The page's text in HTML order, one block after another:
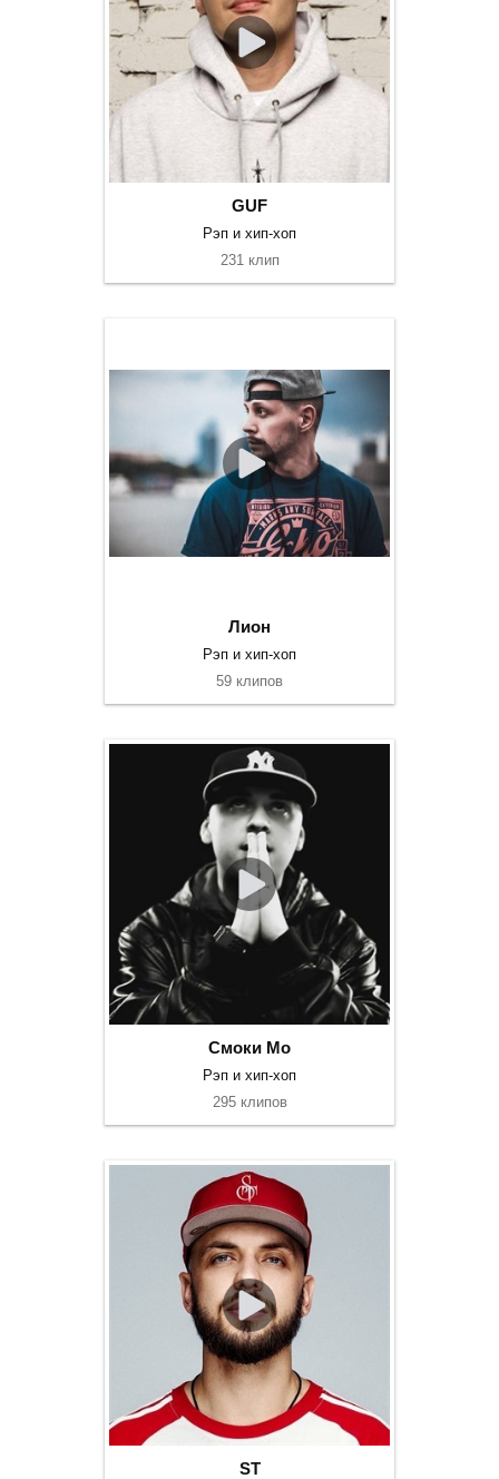
GUF
Рэп и хип-хоп
231 клип
Лион
Рэп и хип-хоп
59 клипов
Смоки Мо
Рэп и хип-хоп
295 клипов
ST